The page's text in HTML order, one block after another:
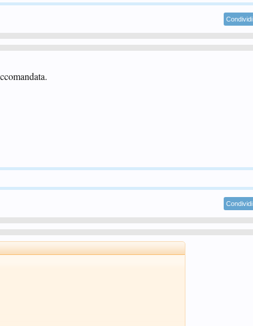
Condividi
Condividi